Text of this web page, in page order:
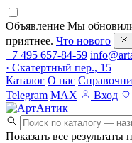
Объявление Мы
приятнее. Что нового
+7 495 657-84-59
· Скатертный пер., 15
Каталог О нас
Telegram MAX Вход
Показать все результаты